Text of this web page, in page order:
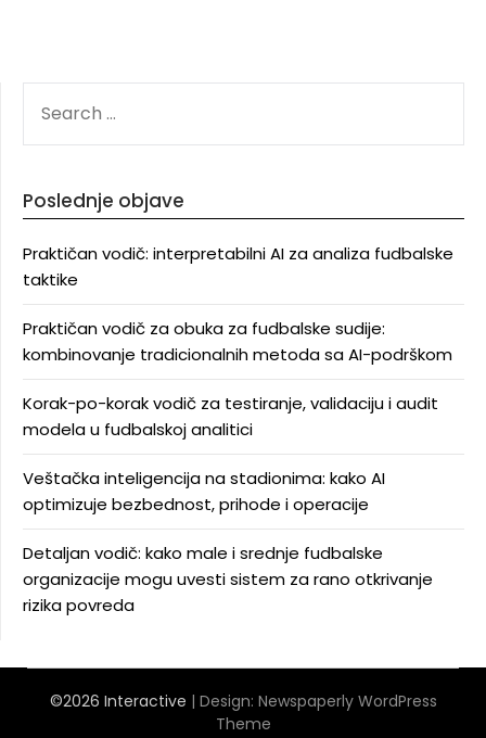
FOR:
Poslednje objave
Praktičan vodič: interpretabilni AI za analiza fudbalske
taktike
Praktičan vodič za obuka za fudbalske sudije:
kombinovanje tradicionalnih metoda sa AI-podrškom
Korak-po-korak vodič za testiranje, validaciju i audit
modela u fudbalskoj analitici
Veštačka inteligencija na stadionima: kako AI
optimizuje bezbednost, prihode i operacije
Detaljan vodič: kako male i srednje fudbalske
organizacije mogu uvesti sistem za rano otkrivanje
rizika povreda
©2026 Interactive | Design: Newspaperly WordPress
Theme